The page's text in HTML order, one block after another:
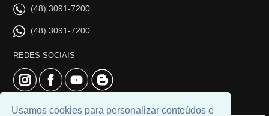
Usamos cookies para personalizar conteúdos e
(48) 3091-7200
(48) 3091-7200
REDES SOCIAIS